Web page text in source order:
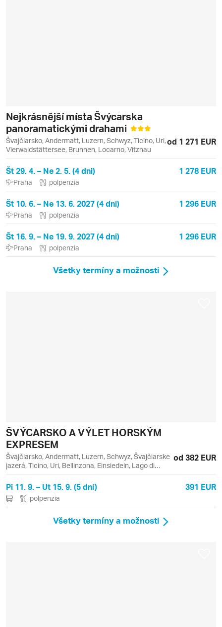
Nejkrásnější místa Švýcarska
panoramatickými drahami
Švajčiarsko, Andermatt, Luzern, Schwyz, Ticino, Uri,
Vierwaldstättersee, Brunnen, Locarno, Vitznau
od 1 271 EUR
Št 29. 4. – Ne 2. 5. (4 dni) 1 278 EUR
Praha polpenzia
Št 10. 6. – Ne 13. 6. 2027 (4 dni) 1 296 EUR
Praha polpenzia
Št 16. 9. – Ne 19. 9. 2027 (4 dni) 1 296 EUR
Praha polpenzia
Všetky termíny a možnosti
ŠVÝCARSKO A VÝLET HORSKÝM
EXPRESEM
Švajčiarsko, Andermatt, Luzern, Schwyz, Švajčiarske
jazerá, Ticino, Uri, Bellinzona, Einsiedeln, Lago di
Lugano, Lugano, Melide
od 382 EUR
Pi 11. 9. – Ut 15. 9. (5 dní) 391 EUR
polpenzia
Všetky termíny a možnosti